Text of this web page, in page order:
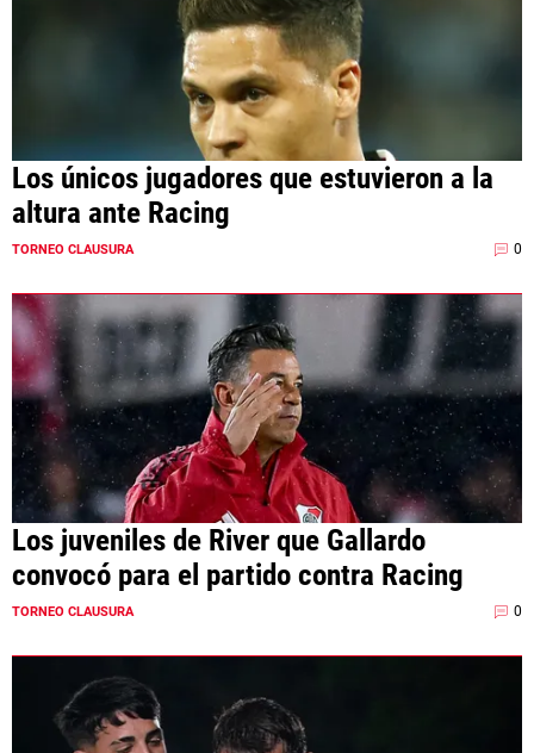
Los únicos jugadores que estuvieron a la
altura ante Racing
TORNEO CLAUSURA 0
Los juveniles de River que Gallardo
convocó para el partido contra Racing
TORNEO CLAUSURA 0